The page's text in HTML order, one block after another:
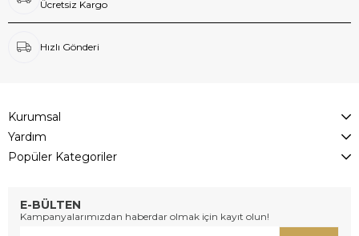
Ücretsiz Kargo
Hızlı Gönderi
Kurumsal
Yardım
Popüler Kategoriler
E-BÜLTEN
Kampanyalarımızdan haberdar olmak için kayıt olun!